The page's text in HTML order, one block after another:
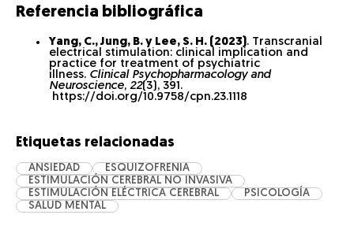
Referencia bibliográfica
Yang, C., Jung, B. y Lee, S. H. (2023). Transcranial
electrical stimulation: clinical implication and
practice for treatment of psychiatric
illness. Clinical Psychopharmacology and
Neuroscience, 22(3), 391.
https://doi.org/10.9758/cpn.23.1118
Etiquetas relacionadas
ANSIEDAD
ESQUIZOFRENIA
ESTIMULACIÓN CEREBRAL NO INVASIVA
ESTIMULACIÓN ELÉCTRICA CEREBRAL
PSICOLOGÍA
SALUD MENTAL